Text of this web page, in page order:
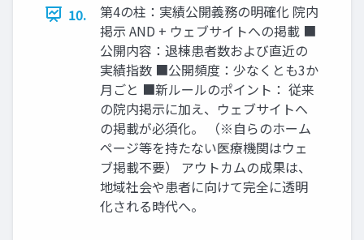
10.
第4の柱：実績公開義務の明確化 院内
掲示 AND + ウェブサイトへの掲載 ■
公開内容：退棟患者数および直近の
実績指数 ■公開頻度：少なくとも3か
月ごと ■新ルールのポイント： 従来
の院内掲示に加え、ウェブサイトへ
の掲載が必須化。 （※自らのホーム
ページ等を持たない医療機関はウェ
ブ掲載不要） アウトカムの成果は、
地域社会や患者に向けて完全に透明
化される時代へ。